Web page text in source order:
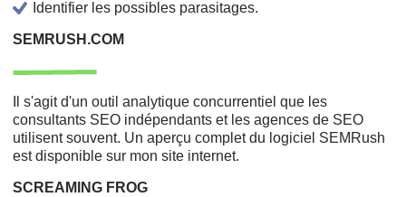
Identifier les possibles parasitages.
SEMRUSH.COM
Il s'agit d'un outil analytique concurrentiel que les
consultants SEO indépendants et les agences de SEO
utilisent souvent. Un aperçu complet du logiciel SEMRush
est disponible sur mon site internet.
SCREAMING FROG